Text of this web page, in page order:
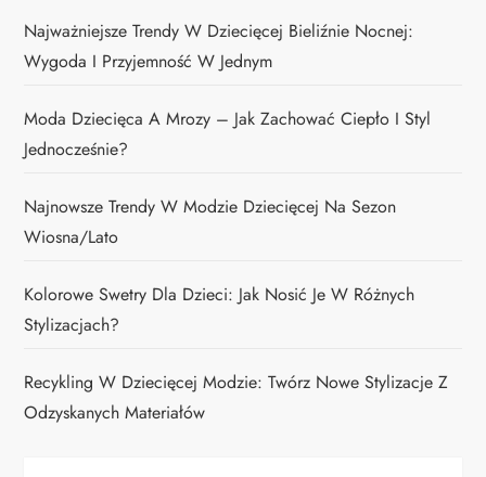
Najważniejsze Trendy W Dziecięcej Bieliźnie Nocnej:
Wygoda I Przyjemność W Jednym
Moda Dziecięca A Mrozy – Jak Zachować Ciepło I Styl
Jednocześnie?
Najnowsze Trendy W Modzie Dziecięcej Na Sezon
Wiosna/lato
Kolorowe Swetry Dla Dzieci: Jak Nosić Je W Różnych
Stylizacjach?
Recykling W Dziecięcej Modzie: Twórz Nowe Stylizacje Z
Odzyskanych Materiałów